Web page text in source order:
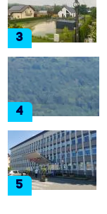
3
4
5